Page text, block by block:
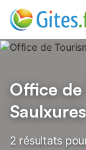
Office
2 résultats